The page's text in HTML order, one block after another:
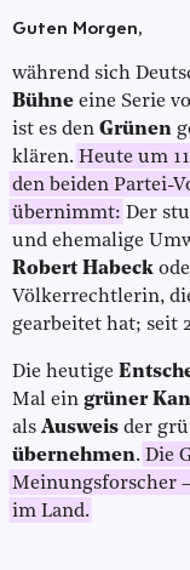
Guten Morgen,
während sich
Bühne eine Serie
ist es den Grünen
klären. Heute um
den beiden Partei-
übernimmt: Der
und ehemalige
Robert Habeck
Völkerrechtlerin,
gearbeitet hat; seit
Die heutige
Mal ein grüner
als Ausweis der
übernehmen. Die
Meinungsforscher
im Land.